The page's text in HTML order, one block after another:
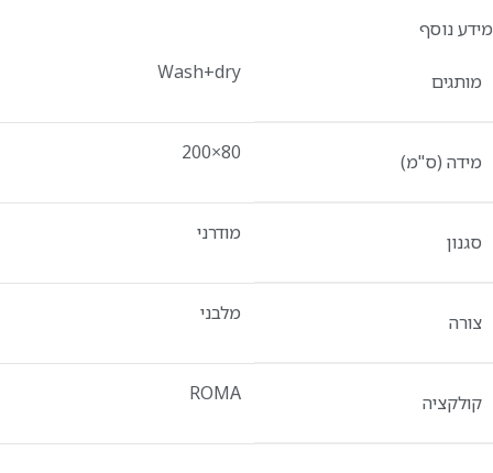
מידע נוסף
מותגים Wash+dry
מידה (ס"מ) 80×200
סגנון מודרני
צורה מלבני
קולקציה ROMA